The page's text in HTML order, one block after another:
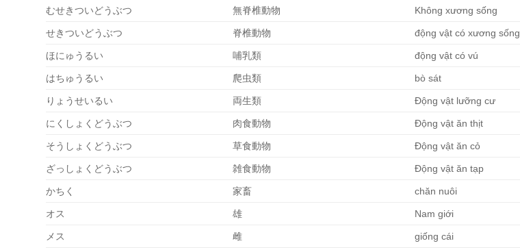
むせきついどうぶつ 無脊椎動物 Không xương sống
せきついどうぶつ 脊椎動物 động vật có xương sống
ほにゅうるい 哺乳類 động vật có vú
はちゅうるい 爬虫類 bò sát
りょうせいるい 両生類 Động vật lưỡng cư
にくしょくどうぶつ 肉食動物 Động vật ăn thịt
そうしょくどうぶつ 草食動物 Động vật ăn cỏ
ざっしょくどうぶつ 雑食動物 Động vật ăn tạp
かちく 家畜 chăn nuôi
オス 雄 Nam giới
メス 雌 giống cái